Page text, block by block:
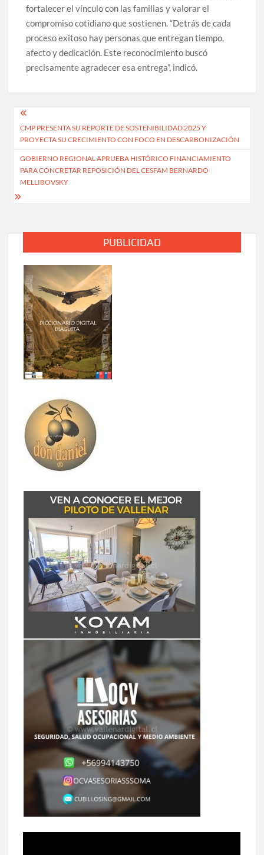
fortalecer el vínculo con las familias y valorar el
compromiso cotidiano que sostienen. “Detrás de cada
proceso exitoso hay personas que entregan tiempo,
afecto y dedicación. Este reconocimiento buscó
precisamente agradecer esa entrega”, indicó.
Navegación
de
entradas
CMP PRESENTA SU REPORTE DE SOSTENIBILIDAD 2025 Y
PROYECTA SU CRECIMIENTO CON FOCO EN DESCARBONIZACIÓN
GOBIERNO REGIONAL APRUEBA HISTÓRICO FINANCIAMIENTO
PARA CONCRETAR REPOSICIÓN DEL CESFAM BERNARDO
MELLIBOVSKY
PUBLICIDAD